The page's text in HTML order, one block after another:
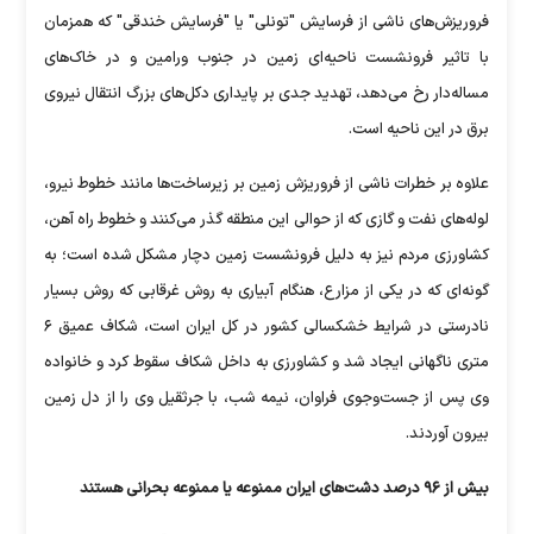
فروریزش‌های ناشی از فرسایش "تونلی" یا "فرسایش خندقی" که همزمان
با تاثیر فرونشست ناحیه‌ای زمین در جنوب ورامین و در خاک‌های
مساله‌دار رخ می‌دهد، تهدید جدی بر پایداری دکل‌های بزرگ انتقال نیروی
برق در این ناحیه است.
علاوه بر خطرات ناشی از فروریزش زمین بر زیرساخت‌ها مانند خطوط نیرو،
لوله‌های نفت و گازی که از حوالی این منطقه گذر می‌کنند و خطوط راه آهن،
کشاورزی مردم نیز به دلیل فرونشست زمین دچار مشکل شده است؛ به
گونه‌ای که در یکی از مزارع، هنگام آبیاری به روش غرقابی که روش بسیار
نادرستی در شرایط خشکسالی کشور در کل ایران است، شکاف عمیق ۶
متری ناگهانی ایجاد شد و کشاورزی به داخل شکاف سقوط کرد و خانواده
وی پس از جست‌وجوی فراوان، نیمه شب، با جرثقیل وی را از دل زمین
بیرون آوردند.
بیش از ۹۶ درصد دشت‌های ایران ممنوعه یا ممنوعه بحرانی هستند